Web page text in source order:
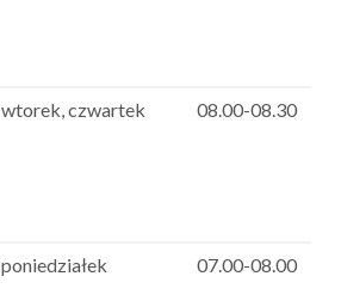
wtorek, czwartek 08.00-08.30
poniedziałek 07.00-08.00